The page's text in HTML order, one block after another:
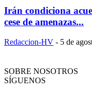
Irán condiciona
cese de amenazas...
Redaccion-HV - 5 de
SOBRE NOSOTROS
SÍGUENOS